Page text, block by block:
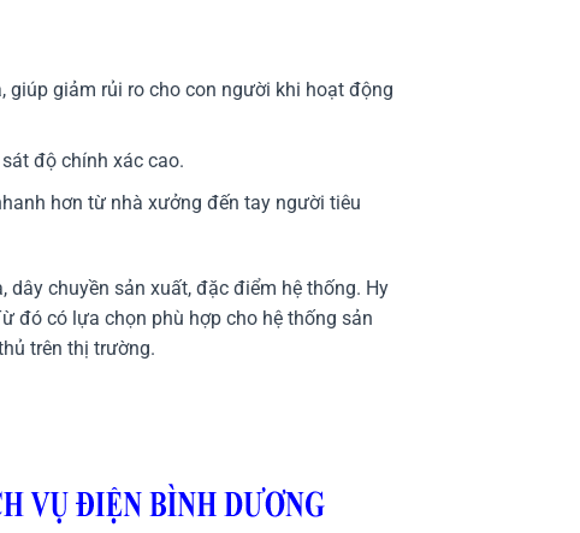
giảm rủi ro cho con người khi hoạt động
độ chính xác cao.
hơn từ nhà xưởng đến tay người tiêu
chuyền sản xuất, đặc điểm hệ thống. Hy
đó có lựa chọn phù hợp cho hệ thống sản
trên thị trường.